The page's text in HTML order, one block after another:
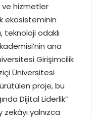
ve hizmetler
ekosisteminin
teknoloji odaklı
ana
Girişimcilik
Üniversitesi
proje, bu
Dijital Liderlik”
yalnızca